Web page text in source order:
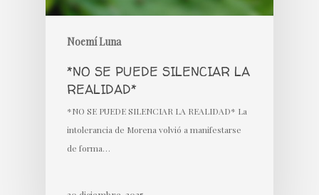
Noemí Luna
*NO SE PUEDE SILENCIAR LA
REALIDAD*
*NO SE PUEDE SILENCIAR LA REALIDAD* La
intolerancia de Morena volvió a manifestarse
de forma…